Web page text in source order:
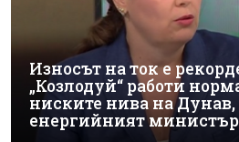
Износът на ток е
„Козлодуй“ работи
ниските нива на
енергийният министър